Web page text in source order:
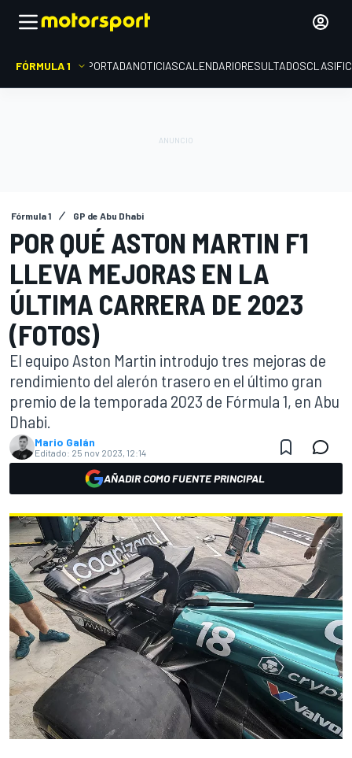
FÓRMULA 1 PORTADANOTICIASCALENDARIORESULTADOS
Fórmula 1 GP de Abu Dhabi
POR QUÉ ASTON MARTIN F1
LLEVA MEJORAS EN LA
ÚLTIMA CARRERA DE 2023
(FOTOS)
El equipo Aston Martin introdujo tres mejoras de
rendimiento del alerón trasero en el último gran
premio de la temporada 2023 de Fórmula 1, en Abu
Dhabi.
Mario Galán
Editado: 25 nov 2023, 12:14
AÑADIR COMO FUENTE PRINCIPAL